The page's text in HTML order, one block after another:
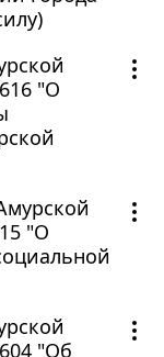
"О
"О
"Об